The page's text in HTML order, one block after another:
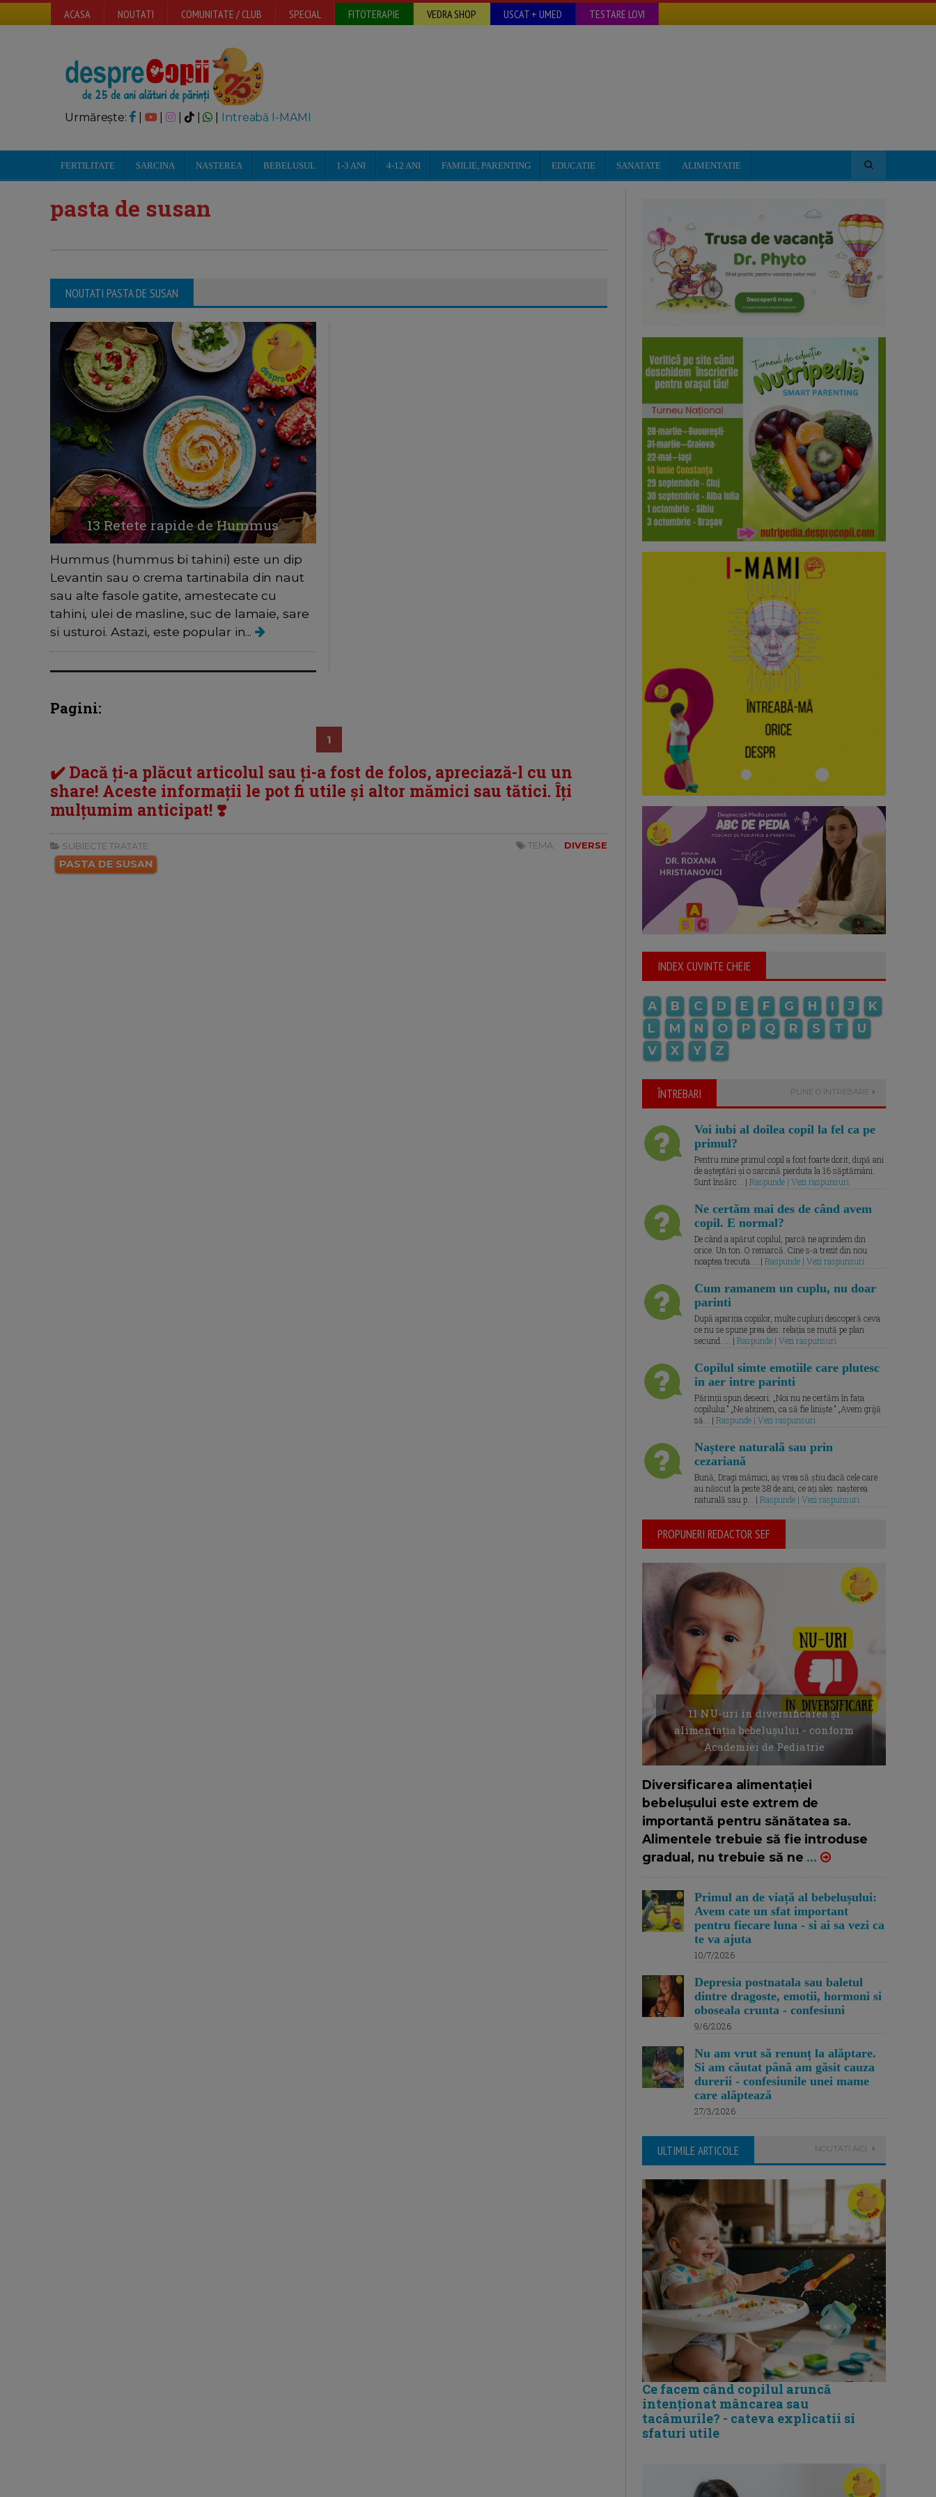
ACASA NOUTATI COMUNITATE / CLUB SPECIAL FITOTERAPIE VEDRA SHOP USCAT + UMED TESTARE LOVI
Urmărește: | | Intreabă I-MAMI
FERTILITATE SARCINA NASTEREA BEBELUSUL 1-3 ANI 4-12 ANI FAMILIE, PARENTING EDUCATIE SANATATE ALIMENTATIE
pasta de susan
NOUTATI PASTA DE SUSAN
13 Retete rapide de Hummus
Hummus (hummus bi tahini) este un dip
Levantin sau o crema tartinabila din naut
sau alte fasole gatite, amestecate cu
tahini, ulei de masline, suc de lamaie, sare
si usturoi. Astazi, este popular in...
Pagini:
1
✔️ Dacă ți-a plăcut articolul sau ți-a fost de folos, apreciază-l cu un
share! Aceste informații le pot fi utile și altor mămici sau tătici. Îți
mulțumim anticipat! ❣️
SUBIECTE TRATATE:
PASTA DE SUSAN
TEMA: DIVERSE
INDEX CUVINTE CHEIE
A B C D E F G H I J
K
L
M N O P Q R S T
U
V
X Y Z
ÎNTREBARI PUNE O ÎNTREBARE
Voi iubi al doilea copil la fel ca pe
primul?
Pentru mine primul copil a fost foarte dorit, după ani
de așteptări și o sarcină pierduta la 16 săptămâni.
Sunt însărc... | Raspunde | Vezi raspunsuri
Ne certăm mai des de când avem
copil. E normal?
De când a apărut copilul, parcă ne aprindem din
orice. Un ton. O remarcă. Cine s-a trezit din nou
noaptea trecuta.... | Raspunde | Vezi raspunsuri
Cum ramanem un cuplu, nu doar
parinti
După apariția copiilor, multe cupluri descoperă ceva
ce nu se spune prea des: relația se mută pe plan
secund. ... | Raspunde | Vezi raspunsuri
Copilul simte emotiile care plutesc
in aer intre parinti
Părinții spun deseori: „Noi nu ne certăm în fața
copilului.” „Ne abținem, ca să fie liniște.” „Avem grijă
să... | Raspunde | Vezi raspunsuri
Naștere naturală sau prin
cezariană
Bună, Dragi mămici, aș vrea să știu dacă cele care
au născut la peste 38 de ani, ce ați ales: nașterea
naturală sau p... | Raspunde | Vezi raspunsuri
PROPUNERI REDACTOR SEF
11 NU-uri in diversificarea și
alimentația bebelușului - conform
Academiei de Pediatrie
Diversificarea alimentației
bebelușului este extrem de
importantă pentru sănătatea sa.
Alimentele trebuie să fie introduse
gradual, nu trebuie să ne ...
Primul an de viață al bebelușului:
Avem cate un sfat important
pentru fiecare luna - si ai sa vezi ca
te va ajuta
10/7/2026
Depresia postnatala sau baletul
dintre dragoste, emotii, hormoni si
oboseala crunta - confesiuni
9/6/2026
Nu am vrut să renunț la alăptare.
Si am căutat până am găsit cauza
durerii - confesiunile unei mame
care alăptează
27/3/2026
ULTIMILE ARTICOLE NOUTATI AICI
Ce facem când copilul aruncă
intenționat mâncarea sau
tacâmurile? - cateva explicatii si
sfaturi utile